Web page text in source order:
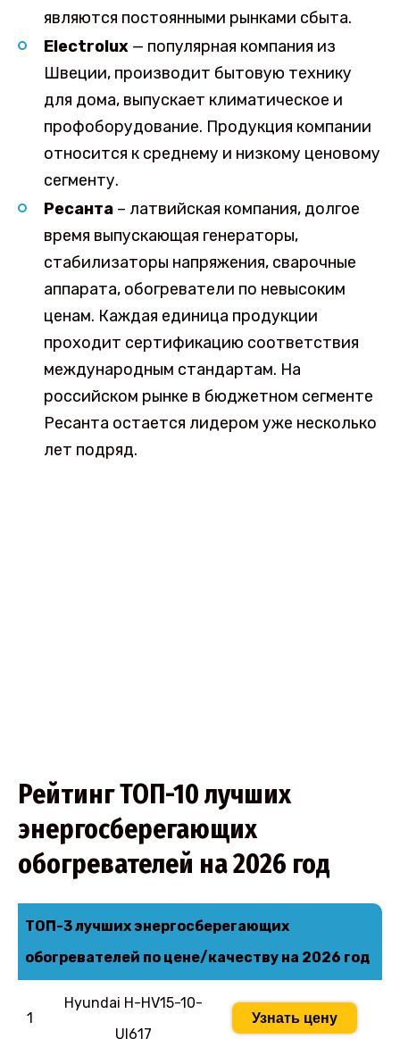
являются постоянными рынками сбыта.
Electrolux— популярная компания из
Швеции, производит бытовую технику
для дома, выпускает климатическое и
профоборудование. Продукция компании
относится к среднему и низкому ценовому
сегменту.
Ресанта– латвийская компания, долгое
время выпускающая генераторы,
стабилизаторы напряжения, сварочные
аппарата, обогреватели по невысоким
ценам. Каждая единица продукции
проходит сертификацию соответствия
международным стандартам. На
российском рынке в бюджетном сегменте
Ресанта остается лидером уже несколько
лет подряд.
Рейтинг ТОП-10 лучших
энергосберегающих
обогревателей на 2026 год
ТОП-3 лучших энергосберегающих
обогревателей по цене/качеству на 2026 год
1
Hyundai H-HV15-10-
UI617
Узнать цену